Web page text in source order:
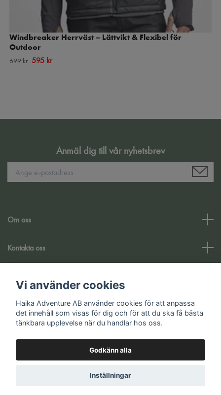
Windbreaker Herrväst – Lättvikt & Flexibel för
Outdoor
699 kr 595 kr
Anmäl dig till vår nyhetsbrev
Om oss
Kontakta oss
Sociala medier
© 2026 Haika Adventure AB
Vi använder cookies
Haika Adventure AB använder cookies för att anpassa
det innehåll som visas för dig och för att du ska få bästa
tänkbara upplevelse när du handlar hos oss.
Godkänn alla
Inställningar